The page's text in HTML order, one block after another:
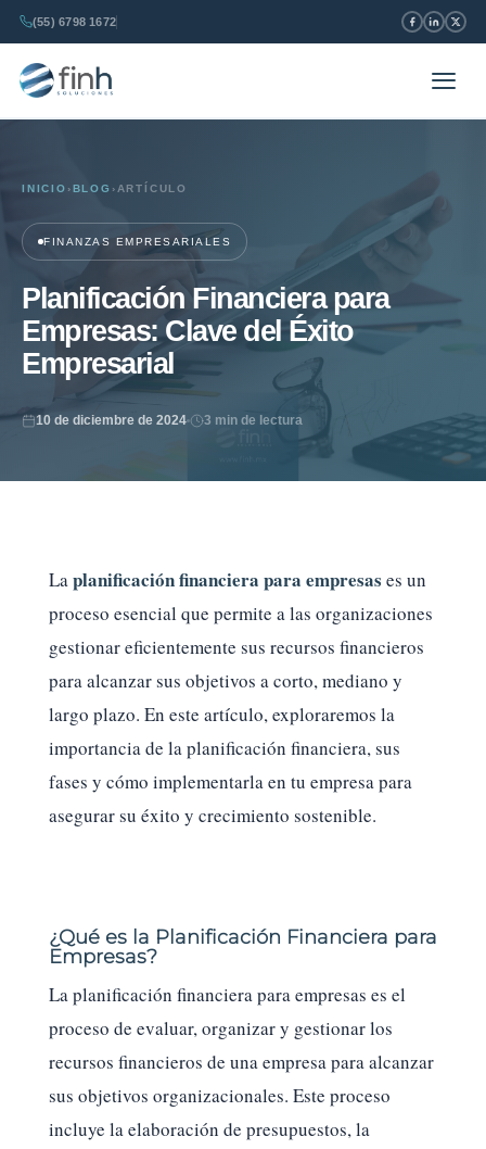
(55) 6798 1672
INICIO ›BLOG › ARTÍCULO
FINANZAS EMPRESARIALES
Planificación Financiera para
Empresas: Clave del Éxito
Empresarial
10 de diciembre de 2024 3 min de lectura
Laplanificación financiera para empresas es un
proceso esencial que permite a las organizaciones
gestionar eficientemente sus recursos financieros
para alcanzar sus objetivos a corto, mediano y
largo plazo. En este artículo, exploraremos la
importancia de la planificación financiera, sus
fases y cómo implementarla en tu empresa para
asegurar su éxito y crecimiento sostenible.
¿Qué es la Planificación Financiera para
Empresas?
La planificación financiera para empresas es el
proceso de evaluar, organizar y gestionar los
recursos financieros de una empresa para alcanzar
sus objetivos organizacionales. Este proceso
incluye la elaboración de presupuestos, la